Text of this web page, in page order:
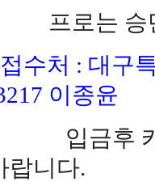
프로는
접수처 : 대구
이종윤
입금후
랍니다.